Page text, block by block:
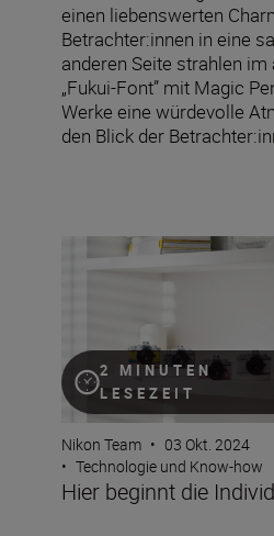
einen liebenswerten
Betrachter:innen in eine
anderen Seite strahlen
„Fukui-Font” mit Magic
Werke eine würdevolle
den Blick der
2 MINUTEN
LESEZEIT
Hier beginnt die Individualität
Nikon Team • 03 Okt. 2024
• Technologie und Know-how
Hier beginnt die